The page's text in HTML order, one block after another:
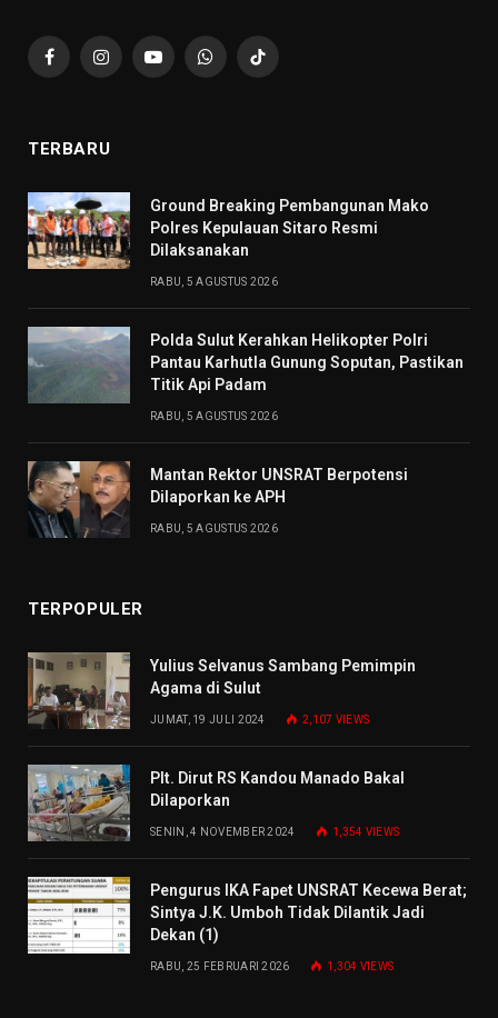
FacebookInstagramYouTubeWhatsAppTikTok
TERBARU
Ground Breaking Pembangunan Mako
Polres Kepulauan Sitaro Resmi
Dilaksanakan
RABU, 5 AGUSTUS 2026
Polda Sulut Kerahkan Helikopter Polri
Pantau Karhutla Gunung Soputan, Pastikan
Titik Api Padam
RABU, 5 AGUSTUS 2026
Mantan Rektor UNSRAT Berpotensi
Dilaporkan ke APH
RABU, 5 AGUSTUS 2026
TERPOPULER
Yulius Selvanus Sambang Pemimpin
Agama di Sulut
JUMAT, 19 JULI 2024 2,107 VIEWS
Plt. Dirut RS Kandou Manado Bakal
Dilaporkan
SENIN, 4 NOVEMBER 2024 1,354 VIEWS
Pengurus IKA Fapet UNSRAT Kecewa Berat;
Sintya J.K. Umboh Tidak Dilantik Jadi
Dekan (1)
RABU, 25 FEBRUARI 2026 1,304 VIEWS